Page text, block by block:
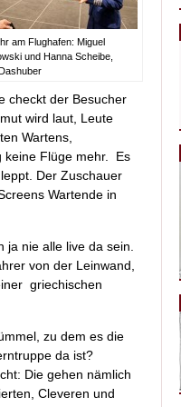
am Flughafen: Miguel
und Hanna Scheibe,
checkt der Besucher
wird laut, Leute
Wartens,
keine Flüge mehr. Es
Der Zuschauer
Wartende in
nie alle live da sein.
von der Leinwand,
griechischen
zu dem es die
da ist?
Die gehen nämlich
Cleveren und